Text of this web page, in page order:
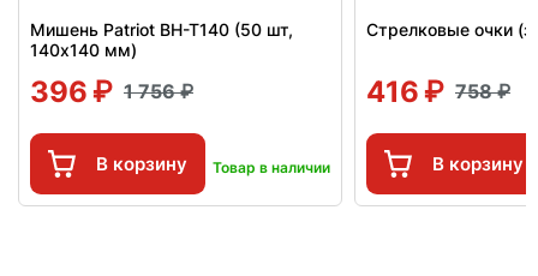
Мишень Patriot BH-T140 (50 шт,
140x140 мм)
396 1 756
В корзину Товар в наличии
Стрелковые очки
416 758
В корзину